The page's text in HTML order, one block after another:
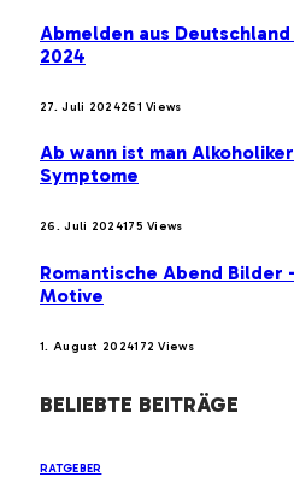
Abmelden aus
2024
27. Juli 2024261Views
Ab wann ist man
Symptome
26. Juli 2024175Views
Romantische Abend Bilder
Motive
1. August 2024172Views
BELIEBTE BEITRÄGE
RATGEBER